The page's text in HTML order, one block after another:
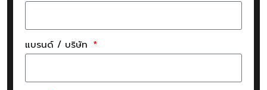
แบรนด์ / บริษัท